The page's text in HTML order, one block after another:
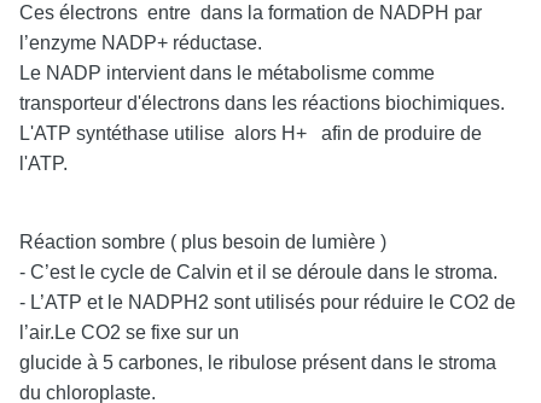
Ces électrons entre dans la formation de NADPH par
l’enzyme NADP+ réductase.
Le NADP intervient dans le métabolisme comme
transporteur d'électrons dans les réactions biochimiques.
L'ATP syntéthase utilise alors H+ afin de produire de
l'ATP.
Réaction sombre ( plus besoin de lumière )
- C’est le cycle de Calvin et il se déroule dans le stroma.
- L’ATP et le NADPH2 sont utilisés pour réduire le CO2 de
l’air.Le CO2 se fixe sur un
glucide à 5 carbones, le ribulose présent dans le stroma
du chloroplaste.